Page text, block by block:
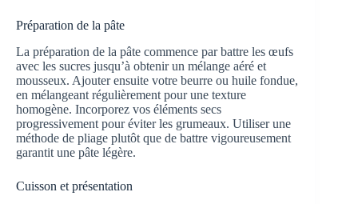
Préparation de la pâte
La préparation de la pâte commence par battre les œufs
avec les sucres jusqu’à obtenir un mélange aéré et
mousseux. Ajouter ensuite votre beurre ou huile fondue,
en mélangeant régulièrement pour une texture
homogène. Incorporez vos éléments secs
progressivement pour éviter les grumeaux. Utiliser une
méthode de pliage plutôt que de battre vigoureusement
garantit une pâte légère.
Cuisson et présentation